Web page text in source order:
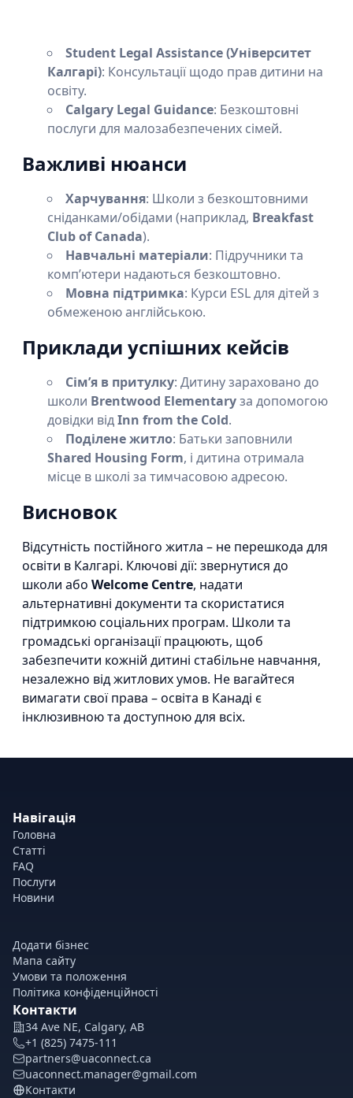
Student Legal Assistance (Університет
Калгарі): Консультації щодо прав дитини на
освіту.
Calgary Legal Guidance: Безкоштовні
послуги для малозабезпечених сімей.
Важливі нюанси
Харчування: Школи з безкоштовними
сніданками/обідами (наприклад, Breakfast
Club of Canada).
Навчальні матеріали: Підручники та
комп’ютери надаються безкоштовно.
Мовна підтримка: Курси ESL для дітей з
обмеженою англійською.
Приклади успішних кейсів
Сім’я в притулку: Дитину зараховано до
школи Brentwood Elementaryза допомогою
довідки відInn from the Cold.
Поділене житло: Батьки заповнили
Shared Housing Form, і дитина отримала
місце в школі за тимчасовою адресою.
Висновок
Відсутність постійного житла – не перешкода для
освіти в Калгарі. Ключові дії: звернутися до
школи або Welcome Centre, надати
альтернативні документи та скористатися
підтримкою соціальних програм. Школи та
громадські організації працюють, щоб
забезпечити кожній дитині стабільне навчання,
незалежно від житлових умов. Не вагайтеся
вимагати свої права – освіта в Канаді є
інклюзивною та доступною для всіх.
Навігація
Головна
Статті
FAQ
Послуги
Новини
Додати бізнес
Мапа сайту
Умови та положення
Політика конфіденційності
Контакти
34 Ave NE, Calgary, AB
+1 (825) 7475-111
partners@uaconnect.ca
uaconnect.manager@gmail.com
Контакти